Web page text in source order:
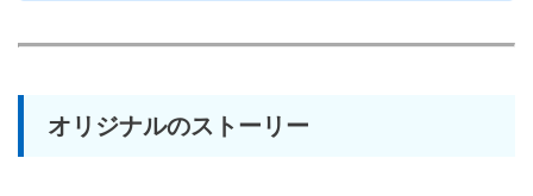
オリジナルのストーリー